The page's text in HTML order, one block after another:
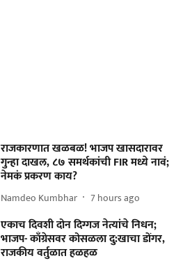
राजकारणात खळबळ! भाजप खासदारावर
गुन्हा दाखल, ८७ समर्थकांची FIR मध्ये नावं;
नेमकं प्रकरण काय?
Namdeo Kumbhar 7 hours ago
एकाच दिवशी दोन दिग्गज नेत्यांचे निधन;
भाजप- काँग्रेसवर कोसळला दु:खाचा डोंगर,
राजकीय वर्तुळात हळहळ